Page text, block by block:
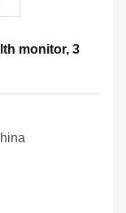
monitor, 3